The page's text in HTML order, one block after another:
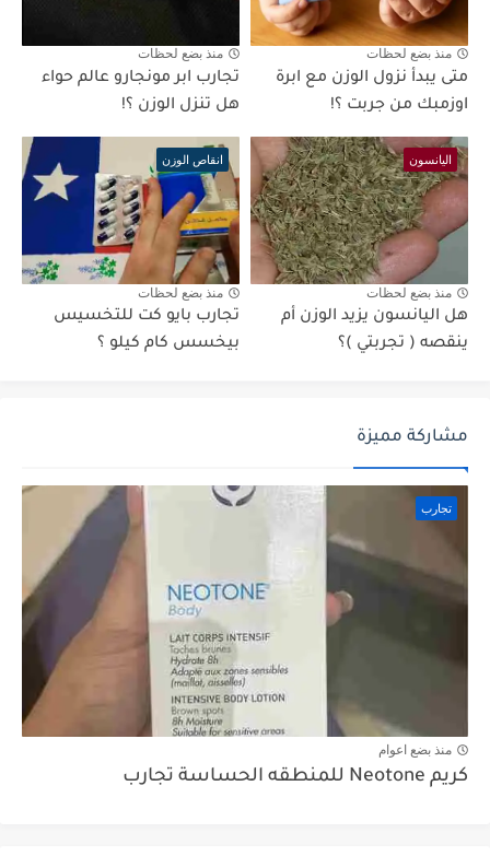
منذ بضع لحظات
متى يبدأ نزول الوزن مع ابرة
اوزمبك من جربت ؟!
منذ بضع لحظات
تجارب ابر مونجارو عالم حواء
هل تنزل الوزن ؟!
اليانسون
منذ بضع لحظات
هل اليانسون يزيد الوزن أم
ينقصه ( تجربتي )؟
انقاص الوزن
منذ بضع لحظات
تجارب بايو كت للتخسيس
بيخسس كام كيلو ؟
مشاركة مميزة
تجارب
منذ بضع اعوام
كريم Neotone للمنطقه الحساسة تجارب